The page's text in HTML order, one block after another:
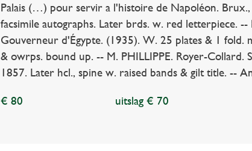
Palais (…) pour servir a l'histoire de Napoléon.
facsimile autographs. Later brds. w. red letterpiece.
Gouverneur d'Égypte. (1935). W. 25 plates & 1 fold.
& owrps. bound up. -- M. PHILLIPPE. Royer-Collard.
1857. Later hcl., spine w. raised bands & gilt title. --
€ 80 uitslag € 70